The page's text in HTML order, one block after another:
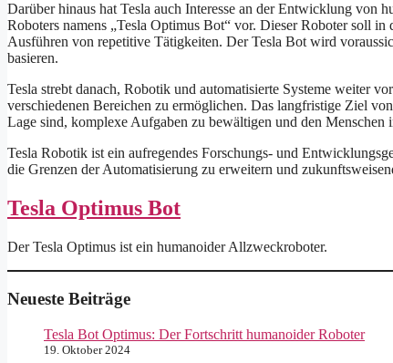
Darüber hinaus hat Tesla auch Interesse an der Entwicklung von
Roboters namens „Tesla Optimus Bot“ vor. Dieser Roboter soll
Ausführen von repetitive Tätigkeiten. Der Tesla Bot wird
basieren.
Tesla strebt danach, Robotik und automatisierte Systeme weiter
verschiedenen Bereichen zu ermöglichen. Das langfristige Ziel
Lage sind, komplexe Aufgaben zu bewältigen und den Menschen
Tesla Robotik ist ein aufregendes Forschungs- und
die Grenzen der Automatisierung zu erweitern und
Tesla Optimus Bot
Der Tesla Optimus ist ein humanoider Allzweckroboter.
Neueste Beiträge
Tesla Bot Optimus: Der Fortschritt humanoider Roboter
19. Oktober 2024